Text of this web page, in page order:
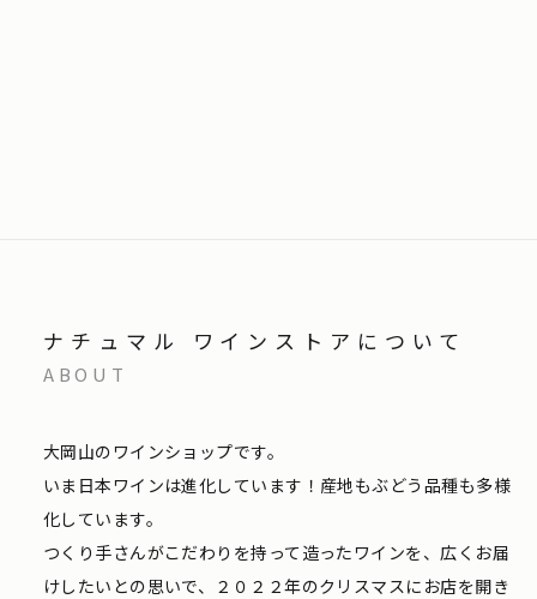
ナチュマル ワインストアについて
ABOUT
大岡山のワインショップです。
いま日本ワインは進化しています！産地もぶどう品種も多様
化しています。
つくり手さんがこだわりを持って造ったワインを、広くお届
けしたいとの思いで、２０２２年のクリスマスにお店を開き